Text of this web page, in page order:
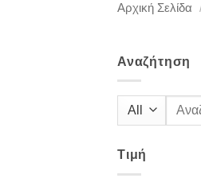
Αρχική Σελίδα
Αναζήτηση
Τιμή